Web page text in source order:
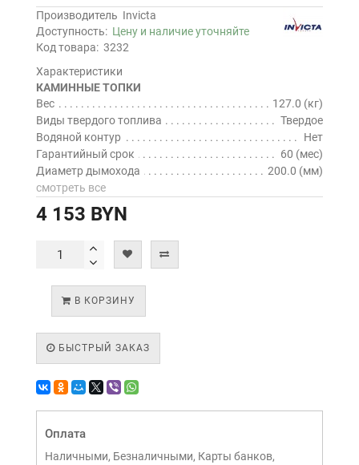
Производитель Invicta
Доступность: Цену и наличие уточняйте
Код товара: 3232
Характеристики
КАМИННЫЕ ТОПКИ
Вес
127.0 (кг)
Виды твердого топлива
Твердое
Водяной контур
Нет
Гарантийный срок
60 (мес)
Диаметр дымохода
200.0 (мм)
смотреть все
4 153 BYN
В КОРЗИНУ
БЫСТРЫЙ ЗАКАЗ
Оплата
Наличными, Безналичными, Карты банков,